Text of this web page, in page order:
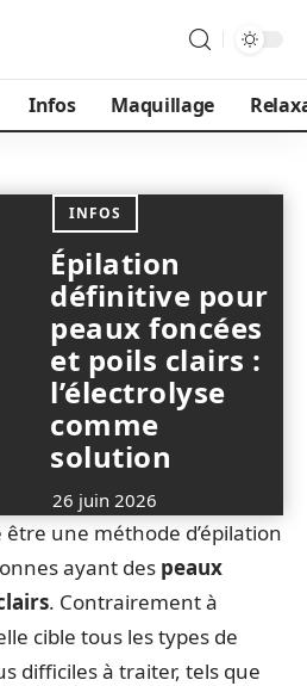
Infos Maquillage
INFOS
Épilation
définitive pour
peaux foncées
et poils clairs :
l’électrolyse
comme
solution
26 juin 2026
être une méthode d’épilation
ayant des peaux
. Contrairement à
cible tous les types de
difficiles à traiter, tels que